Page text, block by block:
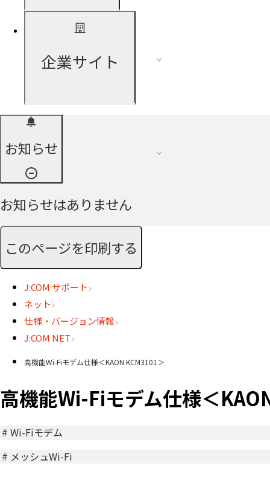
企業サイト
お知らせ
お知らせはありません
このページを印刷する
J:COM サポート
ネット
仕様・バージョン情報
J:COM NET
高機能Wi-Fiモデム仕様＜KAON KCM3101＞
高機能Wi-Fiモデム仕様＜
#Wi-Fiモデム
# メッシュWi-Fi